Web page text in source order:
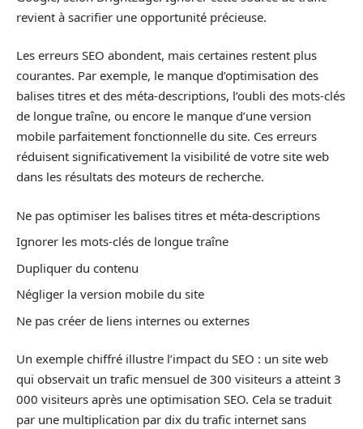
revient à sacrifier une opportunité précieuse.
Les erreurs SEO abondent, mais certaines restent plus
courantes. Par exemple, le manque d’optimisation des
balises titres et des méta-descriptions, l’oubli des mots-clés
de longue traîne, ou encore le manque d’une version
mobile parfaitement fonctionnelle du site. Ces erreurs
réduisent significativement la visibilité de votre site web
dans les résultats des moteurs de recherche.
Ne pas optimiser les balises titres et méta-descriptions
Ignorer les mots-clés de longue traîne
Dupliquer du contenu
Négliger la version mobile du site
Ne pas créer de liens internes ou externes
Un exemple chiffré illustre l’impact du SEO : un site web
qui observait un trafic mensuel de 300 visiteurs a atteint 3
000 visiteurs après une optimisation SEO. Cela se traduit
par une multiplication par dix du trafic internet sans